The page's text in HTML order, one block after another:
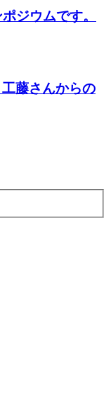
ジウムです。
藤さんからの